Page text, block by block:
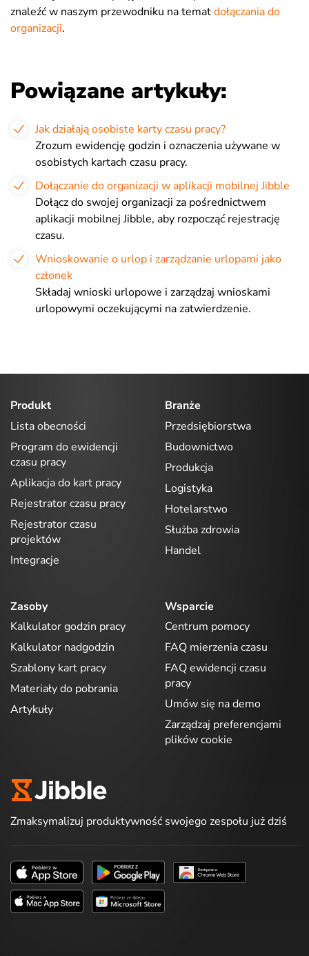
znaleźć w naszym przewodniku na tematdołączania do
organizacji.
Powiązane artykuły:
Jak działają osobiste karty czasu pracy?
Zrozum ewidencję godzin i oznaczenia używane w
osobistych kartach czasu pracy.
Dołączanie do organizacji w aplikacji mobilnej Jibble
Dołącz do swojej organizacji za pośrednictwem
aplikacji mobilnej Jibble, aby rozpocząć rejestrację
czasu.
Wnioskowanie o urlop i zarządzanie urlopami jako
członek
Składaj wnioski urlopowe i zarządzaj wnioskami
urlopowymi oczekującymi na zatwierdzenie.
Produkt
Lista obecności
Program do ewidencji
czasu pracy
Aplikacja do kart pracy
Rejestrator czasu pracy
Rejestrator czasu
projektów
Integracje
Branże
Przedsiębiorstwa
Budownictwo
Produkcja
Logistyka
Hotelarstwo
Służba zdrowia
Handel
Zasoby
Kalkulator godzin pracy
Kalkulator nadgodzin
Szablony kart pracy
Materiały do pobrania
Artykuły
Wsparcie
Centrum pomocy
FAQ mierzenia czasu
FAQ ewidencji czasu
pracy
Umów się na demo
Zarządzaj preferencjami
plików cookie
Zmaksymalizuj produktywność swojego zespołu już dziś